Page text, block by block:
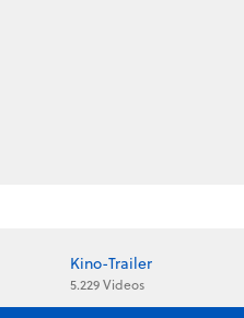
Kino-Trailer
5.229 Videos